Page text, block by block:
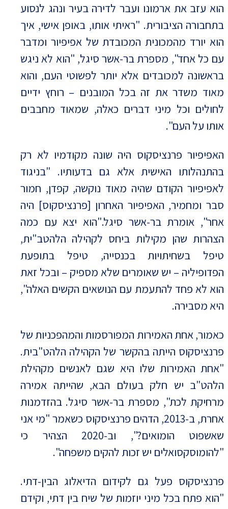
הוא עזב את ארמונו ועבר לדירה בעיר ונהג לנסוע
בתחבורה הציבורית. "ראיתי אותו, באופן אישי, איך
הוא יורד מהמכונית המכובדת של אפיפיור ומדבר
עם כל אחד", מספרת בר-אשר סיגל, "הוא לא ניגש
בראשונה למכובדים אלא יותר לפשוטי העם, והוא
מאוד משדר את זה בכל המובנים – רוחץ ידיים
לחולים וכל מיני דברים כאלה, שמאוד מחבבים
אותו על העם".
האפיפיור פרנציסקוס היה שונה מקודמיו לא רק
בהתנהלותו האישית אלא גם בדעותיו. "בניגוד
לאפיפיור הקודם שהיה מאוד נוקשה, קפדן, חמור
סבר ומחמיר, האפיפיור האחרון [פרנציסקוס] היה
אחר", אומרת בר-אשר סיגל."הוא יצא עם כמה
הצהרות שהן מקילות ביחס לקהילה הלהטב"ית,
טיפל בשחיתויות בכנסייה, טיפל בתופעת
הפדופיליה – יש שאומרים שלא מספיק – ובכל זאת
הוא לא פחד להתעמת עם הנושאים הקשים האלה",
היא מסבירה.
כאמור, אחת האמירות המפורסמות והמהפכניות של
פרנציסקוס הייתה בהקשר של הקהילה הלהט"בית.
"אחת האמירות שלו היא שגם לאנשים מקהילת
הלהט"ב יש חלק בעולם הבא, שהייתה אמירה
מרחיקת לכת", מספרת בר-אשר סיגל. בהזדמנות
אחרת, ב-2013, הדהים פרנציסקוס כשאמר "מי אני
שאשפוט הומואים?", וב-2020 הצהיר כי
"להומוסקסואלים יש זכות להקים משפחה".
פרנציסקוס פעל גם לקידום הדיאלוג הבין-דתי.
"הוא פתח בכל מיני יוזמות של שיח בין דתי, וקידם